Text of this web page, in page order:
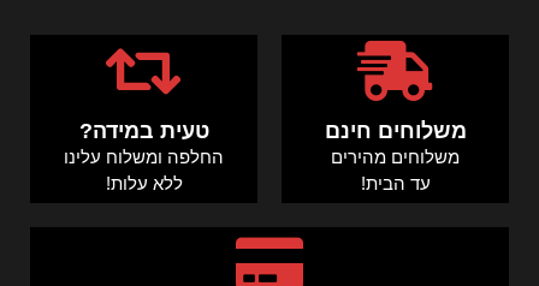
משלוחים חינם
משלוחים מהירים
עד הבית!
טעית במידה?
החלפה ומשלוח עלינו
ללא עלות!